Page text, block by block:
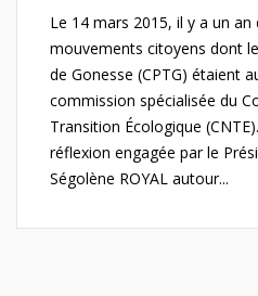
Le 14 mars 2015, il y a un an
mouvements citoyens dont
de Gonesse (CPTG) étaient
commission spécialisée du
Transition Écologique
réflexion engagée par le
Ségolène ROYAL autour...